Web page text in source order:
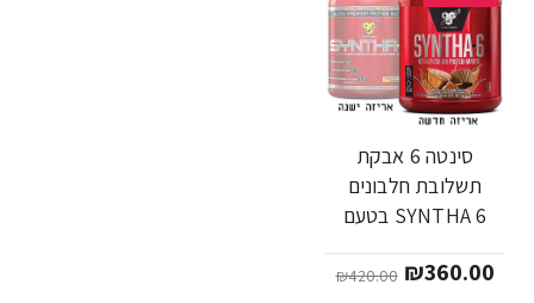
סינטה 6 אבקת
תשלובת חלבונים
SYNTHA 6 בטעם
משקל 2.27 ק"ג - ₪360.00
₪420.00